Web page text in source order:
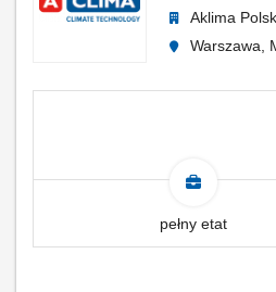
Aklima
Warszawa,
pełny etat